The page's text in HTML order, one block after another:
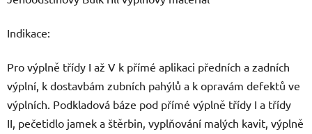
Indikace:
Pro výplně třídy I až V k přímé aplikaci předních a zadních
výplní, k dostavbám zubních pahýlů a k opravám defektů ve
výplních. Podkladová báze pod přímé výplně třídy I a třídy
II, pečetidlo jamek a štěrbin, vyplňování malých kavit, výplně